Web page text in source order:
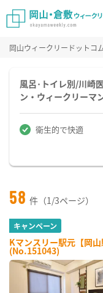
岡山ウィークリードットコ
風呂･トイレ別/川崎
ン・ウィークリーマ
衛生的で快適
58 件（1/3ページ）
キャンペーン
Kマンスリー駅元【岡
(No.151043)